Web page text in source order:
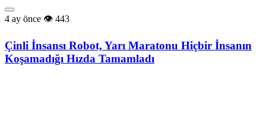
4 ay önce 443
Çinli İnsansı Robot, Yarı Maratonu Hiçbir İnsanın
Koşamadığı Hızda Tamamladı